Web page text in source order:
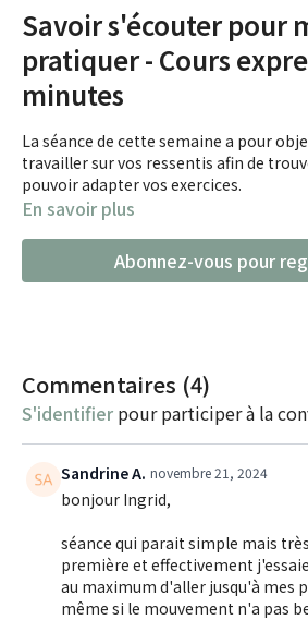
Savoir s'écouter pour
pratiquer - Cours
minutes
La séance de cette semaine a pour
travailler sur vos ressentis afin de
pouvoir adapter vos exercices.
Cette séance est assez simple, mais je
importante pour comprendre la
pratiquer au quotidien.
En savoir plus
Abonnez-vous pour
Commentaires (4)
S'identifier pour participer à la
Sandrine A. novembre 21, 2024
bonjour Ingrid,
séance qui parait simple mais
première et effectivement
au maximum d'aller jusqu'à mes
même si le mouvement n'a pas